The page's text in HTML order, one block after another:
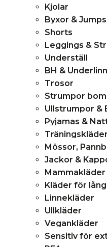
Kjolar
Byxor &
Shorts
Leggings &
Underställ
BH &
Trosor
Strumpor
Ullstrumpor &
Pyjamas &
Mössor,
Jackor &
Mammakläder
Kläder för
Linnekläder
Ullkläder
Vegankläder
Sensitiv för